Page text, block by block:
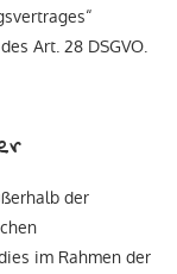
Art. 28 DSGVO.
der
im Rahmen der